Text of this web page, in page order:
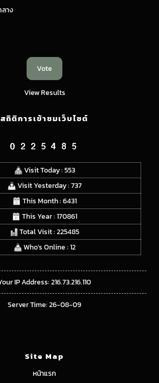
าง
View Results
สถิติการเข้าชมเว็บไซต์
Visit Today : 553
Visit Yesterday : 737
This Month : 6431
This Year : 170861
Total Visit : 225485
Who's Online : 12
IP Address: 216.73.216.110
Server Time: 26-08-09
Site Map
หน้าแรก